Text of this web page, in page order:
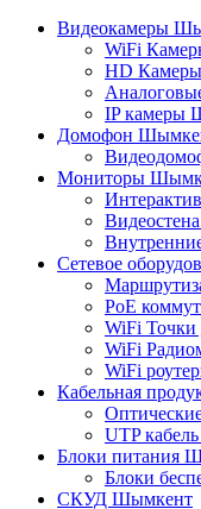
Видеокамеры
WiFi
HD
IP камеры
Домофон
Мониторы
Сетевое
PoE
WiFi
WiFi
WiFi
Кабельная
UTP
Блоки питания
Блоки
СКУД Шымкент